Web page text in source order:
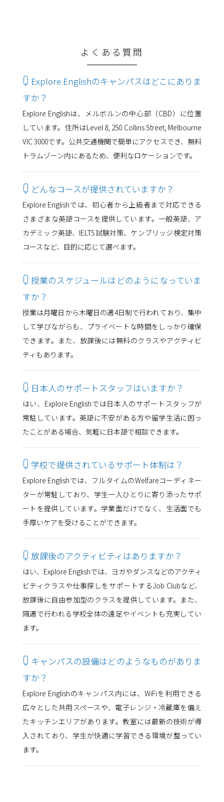
よくある質問
Q Explore Englishのキャンパスはどこにありま
すか？
Explore Englishは、メルボルンの中心部（CBD）に位置
しています。住所はLevel 8, 250 Collins Street, Melbourne
VIC 3000です。公共交通機関で簡単にアクセスでき、無料
トラムゾーン内にあるため、便利なロケーションです。
Q どんなコースが提供されていますか？
Explore Englishでは、初心者から上級者まで対応できる
さまざまな英語コースを提供しています。一般英語、ア
カデミック英語、IELTS試験対策、ケンブリッジ検定対策
コースなど、目的に応じて選べます。
Q 授業のスケジュールはどのようになっていま
すか？
授業は月曜日から木曜日の週4日制で行われており、集中
して学びながらも、プライベートな時間をしっかり確保
できます。また、放課後には無料のクラスやアクティビ
ティもあります。
Q 日本人のサポートスタッフはいますか？
はい、Explore Englishでは日本人のサポートスタッフが
常駐しています。英語に不安がある方や留学生活に困っ
たことがある場合、気軽に日本語で相談できます。
Q 学校で提供されているサポート体制は？
Explore Englishでは、フルタイムのWelfareコーディネー
ターが常駐しており、学生一人ひとりに寄り添ったサポ
ートを提供しています。学業面だけでなく、生活面でも
手厚いケアを受けることができます。
Q 放課後のアクティビティはありますか？
はい、Explore Englishでは、ヨガやダンスなどのアクティ
ビティクラスや仕事探しをサポートするJob Clubなど、
放課後に自由参加型のクラスを提供しています。また、
隔週で行われる学校全体の遠足やイベントも充実してい
ます。
Q キャンパスの設備はどのようなものがありま
すか？
Explore Englishのキャンパス内には、WiFiを利用できる
広々とした共用スペースや、電子レンジ・冷蔵庫を備え
たキッチンエリアがあります。教室には最新の技術が導
入されており、学生が快適に学習できる環境が整ってい
ます。